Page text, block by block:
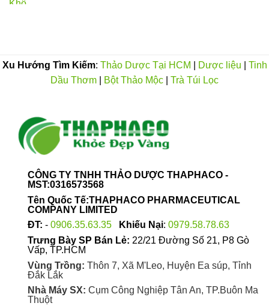
Xu Hướng Tìm Kiếm: Thảo Dược Tại HCM Dược liệu
Tinh
Dầu Thơm
Bột Thảo Mộc Trà Túi Lọc
CÔNG TY TNHH THẢO DƯỢC THAPHACO -
MST:0316573568
Tên Quốc Tế:THAPHACO PHARMACEUTICAL
COMPANY LIMITED
ĐT: - 0906.35.63.35 Khiếu Nại: 0979.58.78.63
Trưng Bày SP Bán Lẻ: 22/21 Đường Số 21, P8 Gò
Vấp, TP.HCM
Vùng Trồng: Thôn 7, Xã M'Leo, Huyện Ea súp, Tỉnh
Đắk Lắk
Nhà Máy SX: Cụm Công Nghiệp Tân An, TP.Buôn Ma
Thuột